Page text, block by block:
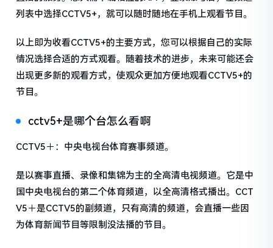
列表中选择CCTV5+，就可以随时随地在手机上观看节目。
以上即为收看CCTV5+的主要方式，您可以根据自己的实际
情况选择合适的方式观看。随着技术的进步，未来可能还会
出现更多新的观看方式，使观众更加方便地观看CCTV5+的
节目。
cctv5+是哪个台怎么看啊
CCTV5＋：中央电视台体育赛事频道。
是以赛事直播、录像和集锦为主的全高清电视频道。它是中
国中央电视台的第二个体育频道，以全高清格式播出。CCT
V5＋是CCTV5的副频道，只有高清的频道，会直播一些因
为体育新闻节目等限制没法播的节目。